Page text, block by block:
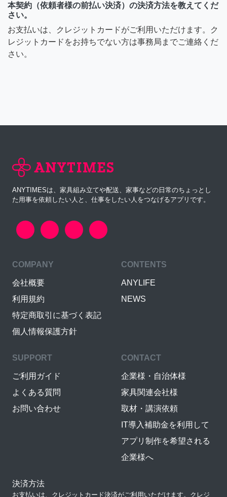
本契約（依頼者様の前払い決済）の決済方法を教えてくだ
さい。
お支払いは、クレジットカードがご利用いただけます。ク
レジットカードをお持ちでない方は事務局までご連絡くだ
さい。
ANYTIMESは、家具組み立てや配送、家事などの日常のちょっとし
た用事を依頼したい人と、仕事をしたい人をつなげるアプリです。
COMPANY
会社概要
利用規約
特定商取引に基づく表記
個人情報保護方針
CONTENTS
ANYLIFE
NEWS
SUPPORT
ご利用ガイド
よくある質問
お問い合わせ
CONTACT
企業様・自治体様
家具関連会社様
取材・講演依頼
IT導入補助金を利用して
アプリ制作を希望される
企業様へ
決済方法
お支払いは、クレジットカード決済がご利用いただけます。クレジ